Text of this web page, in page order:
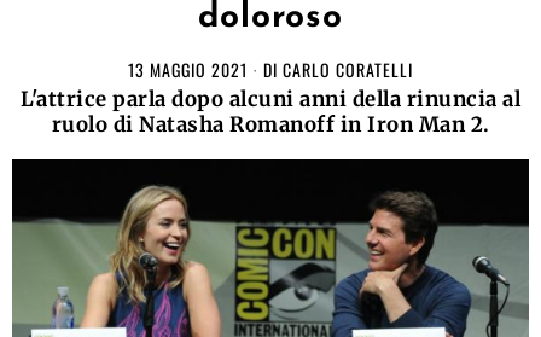
doloroso
13 MAGGIO 2021 DI CARLO CORATELLI
L'attrice parla dopo alcuni anni della rinuncia al
ruolo di Natasha Romanoff in Iron Man 2.